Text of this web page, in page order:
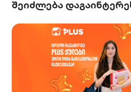
შეიძლება